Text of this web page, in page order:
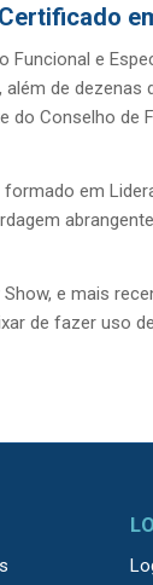
e
de dezenas
Conselho de
em
e mais
de fazer uso